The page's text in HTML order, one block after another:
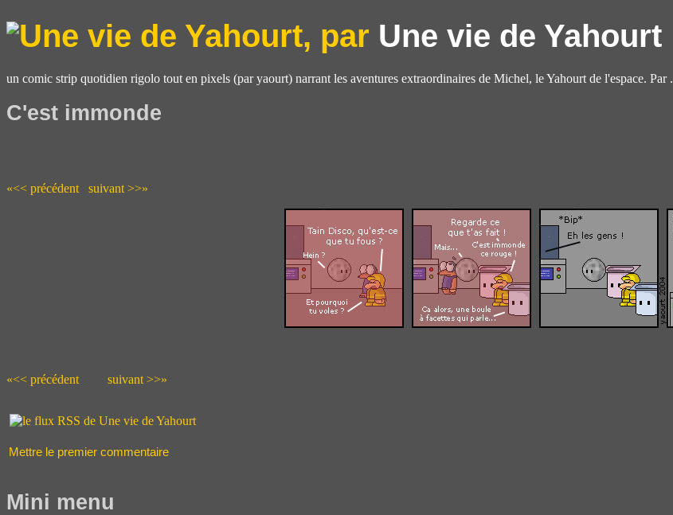
Une vie de Yahourt
un comic strip quotidien rigolo tout en pixels (par yaourt) narrant les aventures extraordinaires de Michel, le Yahourt de l'espace. Par .
C'est immonde
«<< précédent suivant >>»
«<< précédent suivant >>»
Mettre le premier commentaire
Mini menu